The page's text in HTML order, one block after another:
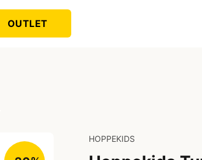
OUTLET
HOPPEKIDS